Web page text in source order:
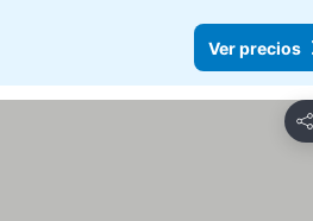
Ver precios